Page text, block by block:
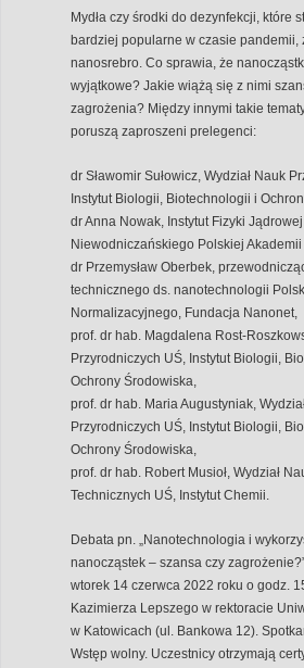
Mydła czy środki do dezynfekcji, które
bardziej popularne w czasie pandemii,
nanosrebro. Co sprawia, że
wyjątkowe? Jakie wiążą się z nimi
zagrożenia? Między innymi takie
poruszą zaproszeni prelegenci:
dr Sławomir Sułowicz, Wydział Nauk
Instytut Biologii, Biotechnologii i
dr Anna Nowak, Instytut Fizyki
Niewodniczańskiego Polskiej Akademii
dr Przemysław Oberbek,
technicznego ds. nanotechnologii
Normalizacyjnego, Fundacja Nanonet,
prof. dr hab. Magdalena Rost-
Przyrodniczych UŚ, Instytut Biologii,
Ochrony Środowiska,
prof. dr hab. Maria Augustyniak,
Przyrodniczych UŚ, Instytut Biologii,
Ochrony Środowiska,
prof. dr hab. Robert Musioł, Wydział
Technicznych UŚ, Instytut Chemii.
Debata pn. „Nanotechnologia i
nanocząstek – szansa czy
wtorek 14 czerwca 2022 roku o godz.
Kazimierza Lepszego w rektoracie
w Katowicach (ul. Bankowa 12).
Wstęp wolny. Uczestnicy otrzymają